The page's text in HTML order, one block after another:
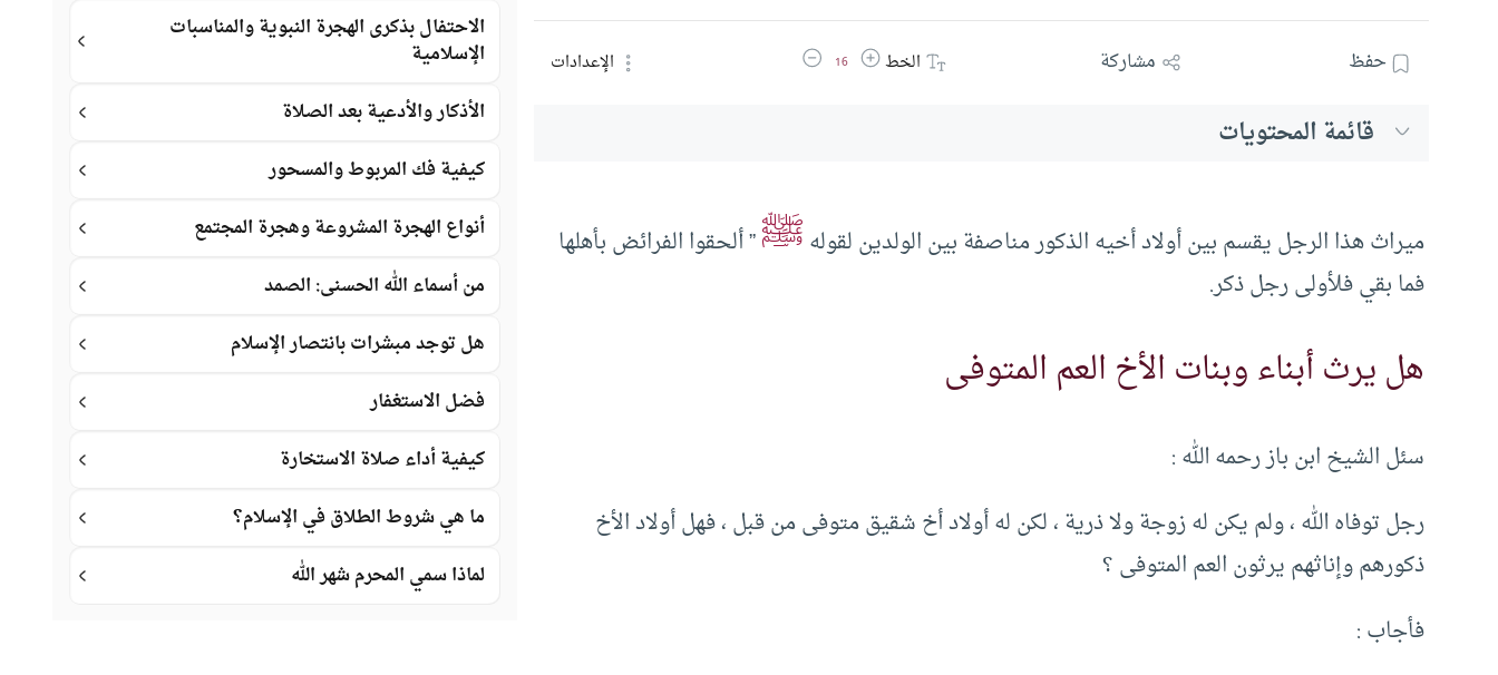
حفظ مشاركة الخطزيادة حجم الخط
16 تقليل حجم الخط الإعدادات
قائمة المحتويات
ميراث هذا الرجل يقسم بين أولاد أخيه الذكور مناصفة بين الولدين لقولهﷺ” ألحقوا الفرائض بأهلها
فما بقي فلأولى رجل ذكر.
هل يرث أبناء وبنات الأخ العم المتوفى
سئل الشيخ ابن باز رحمه الله :
رجل توفاه الله ، ولم يكن له زوجة ولا ذرية ، لكن له أولاد أخ شقيق متوفى من قبل ، فهل أولاد الأخ
ذكورهم وإناثهم يرثون العم المتوفى ؟
فأجاب :
الاحتفال بذكرى الهجرة النبوية والمناسبات
الإسلامية
الأذكار والأدعية بعد الصلاة
كيفية فك المربوط والمسحور
أنواع الهجرة المشروعة وهجرة المجتمع
من أسماء الله الحسنى: الصمد
هل توجد مبشرات بانتصار الإسلام
فضل الاستغفار
كيفية أداء صلاة الاستخارة
ما هي شروط الطلاق في الإسلام؟
لماذا سمي المحرم شهر الله